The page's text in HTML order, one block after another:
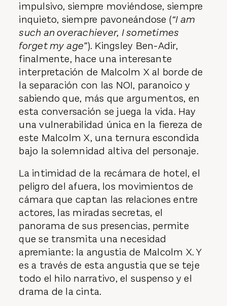
impulsivo, siempre moviéndose, siempre
inquieto, siempre pavoneándose (“I am
such an overachiever, I sometimes
forget my age”). Kingsley Ben-Adir,
finalmente, hace una interesante
interpretación de Malcolm X al borde de
la separación con las NOI, paranoico y
sabiendo que, más que argumentos, en
esta conversación se juega la vida. Hay
una vulnerabilidad única en la fiereza de
este Malcolm X, una ternura escondida
bajo la solemnidad altiva del personaje.
La intimidad de la recámara de hotel, el
peligro del afuera, los movimientos de
cámara que captan las relaciones entre
actores, las miradas secretas, el
panorama de sus presencias, permite
que se transmita una necesidad
apremiante: la angustia de Malcolm X. Y
es a través de esta angustia que se teje
todo el hilo narrativo, el suspenso y el
drama de la cinta.